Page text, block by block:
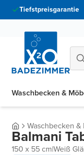
Tiefstpreisgarantie
Waschbecken &
Waschbecken &
Balmani
150 x 55 cm|Weiß